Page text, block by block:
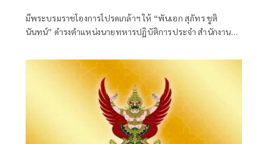
มีพระบรมราชโองการโปรดเกล้าฯ ให้ “พันเอก สุภัทร ชูติ
นันทน์” ดำรงตำแหน่งนายทหารปฏิบัติการประจำ สำนักงาน